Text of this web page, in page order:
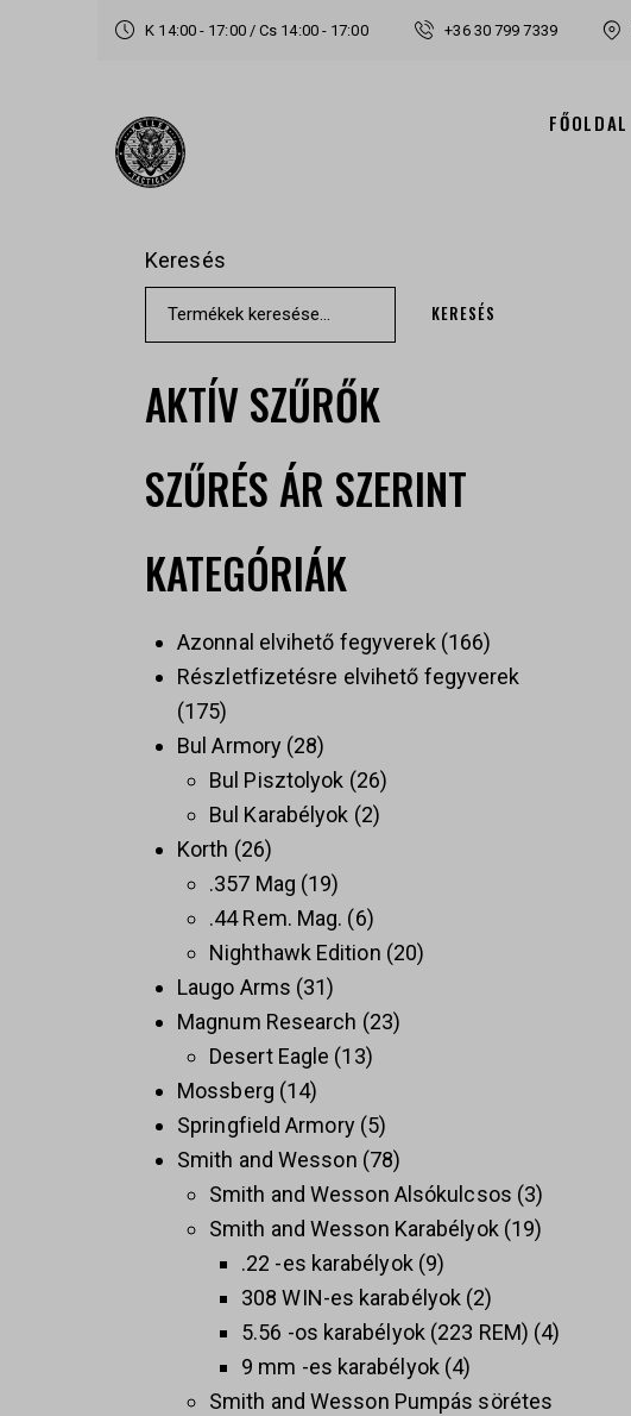
K 14:00 - 17:00 / Cs 14:00 - 17:00 +36 30 799 7339
FŐOLDAL
Keresés
KERESÉS
AKTÍV SZŰRŐK
SZŰRÉS ÁR SZERINT
KATEGÓRIÁK
Azonnal elvihető fegyverek 166
Részletfizetésre elvihető fegyverek
175
Bul Armory 28
Bul Pisztolyok 26
Bul Karabélyok 2
Korth 26
.357 Mag 19
.44 Rem. Mag.
6
Nighthawk Edition 20
Laugo Arms 31
Magnum Research 23
Desert Eagle 13
Mossberg 14
Springfield Armory 5
Smith and Wesson 78
Smith and Wesson Alsókulcsos 3
Smith and Wesson Karabélyok 19
.22 -es karabélyok 9
308 WIN-es karabélyok 2
5.56 -os karabélyok (223 REM) 4
9 mm -es karabélyok 4
Smith and Wesson Pumpás sörétes